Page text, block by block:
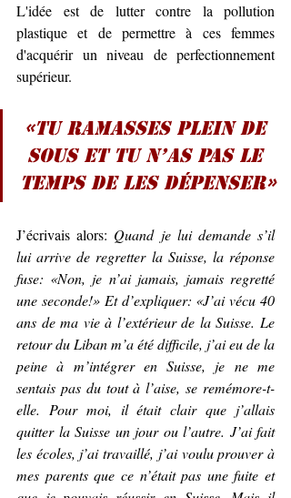
L'idée est de lutter contre la pollution
plastique et de permettre à ces femmes
d'acquérir un niveau de perfectionnement
supérieur.
«Tu ramasses plein de
sous et tu n’as pas le
temps de les dépenser»
J’écrivais alors: Quand je lui demande s’il
lui arrive de regretter la Suisse, la réponse
fuse: «Non, je n’ai jamais, jamais regretté
une seconde!» Et d’expliquer: «J’ai vécu 40
ans de ma vie à l’extérieur de la Suisse. Le
retour du Liban m’a été difficile, j’ai eu de la
peine à m’intégrer en Suisse, je ne me
sentais pas du tout à l’aise, se remémore-t-
elle. Pour moi, il était clair que j’allais
quitter la Suisse un jour ou l’autre. J’ai fait
les écoles, j’ai travaillé, j’ai voulu prouver à
mes parents que ce n’était pas une fuite et